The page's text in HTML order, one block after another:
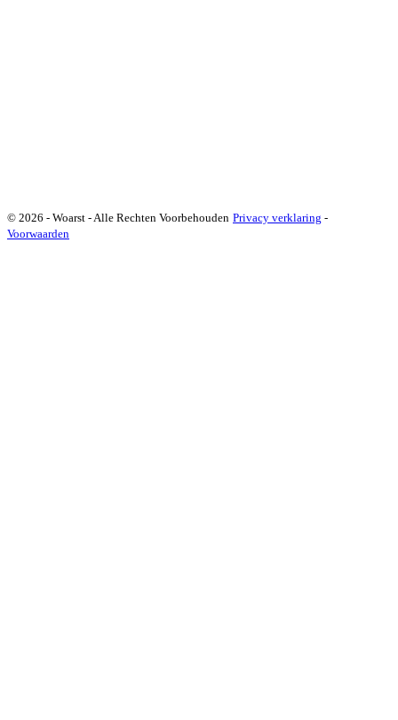
© 2026 - Woarst - Alle Rechten Voorbehouden Privacy verklaring -
Voorwaarden